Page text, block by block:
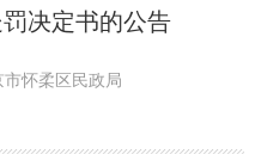
决定书的公告
市怀柔区民政局